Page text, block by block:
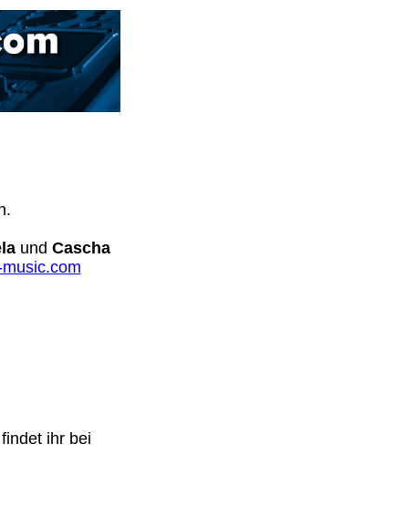
und Cascha
ihr bei